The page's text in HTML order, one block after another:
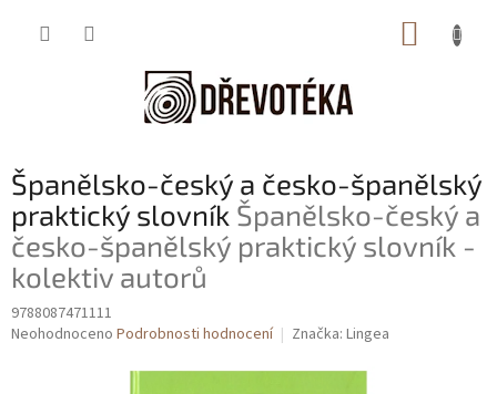
Španělsko-český a česko-španělský
praktický slovník Španělsko-český a
česko-španělský praktický slovník -
kolektiv autorů
9788087471111
Průměrné
Neohodnoceno Podrobnosti hodnocení Značka: Lingea